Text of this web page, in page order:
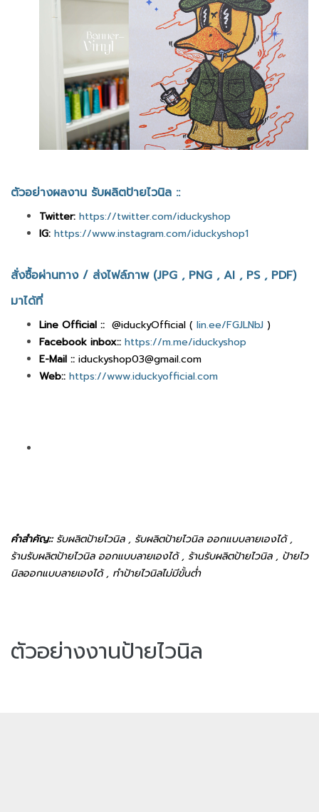
ตัวอย่างผลงาน รับผลิตป้ายไวนิล ::
Twitter: https://twitter.com/iduckyshop
IG: https://www.instagram.com/iduckyshop1
สั่งซื้อผ่านทาง / ส่งไฟล์ภาพ (JPG , PNG , AI , PS , PDF)
มาได้ที่
Line Official :: @iduckyOfficial ( lin.ee/FGJLNbJ )
Facebook inbox:: https://m.me/iduckyshop
E-Mail :: iduckyshop03@gmail.com
Web:: https://www.iduckyofficial.com
คำสำคัญ::รับผลิตป้ายไวนิล , รับผลิตป้ายไวนิล ออกแบบลายเองได้ ,
ร้านรับผลิตป้ายไวนิล ออกแบบลายเองได้ , ร้านรับผลิตป้ายไวนิล , ป้ายไว
นิลออกแบบลายเองได้ , ทำป้ายไวนิลไม่มีขั้นต่ำ
ตัวอย่างงานป้ายไวนิล